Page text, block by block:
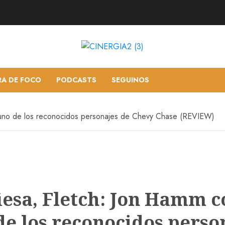
DE FOCO PODCASTS SEGUINOS
de los reconocidos personajes de Chevy Chase (REVIEW)
Fletch: Jon Hamm